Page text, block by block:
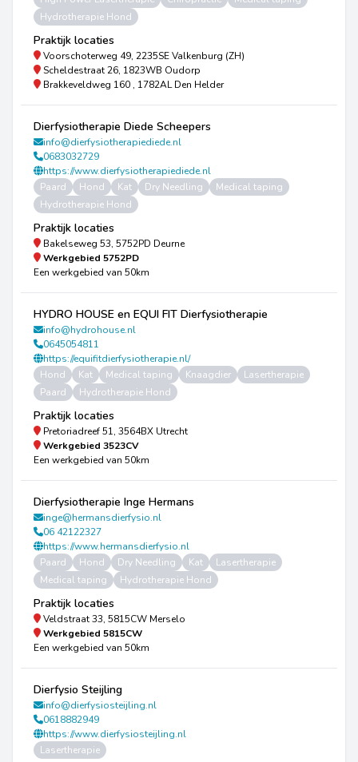
Hydrotherapie Hond
Praktijk locaties
Voorschoterweg 49, 2235SE Valkenburg (ZH)
Scheldestraat 26, 1823WB Oudorp
Brakkeveldweg 160 , 1782AL Den Helder
Dierfysiotherapie Diede Scheepers
info@dierfysiotherapiediede.nl
0683032729
https://www.dierfysiotherapiediede.nl
Paard
Hond Kat Dry Needling
Medical taping
Hydrotherapie Hond
Praktijk locaties
Bakelseweg 53, 5752PD Deurne
Werkgebied 5752PD
Een werkgebied van 50km
HYDRO HOUSE en EQUI FIT Dierfysiotherapie
info@hydrohouse.nl
0645054811
https://equifitdierfysiotherapie.nl/
Hond
Kat Medical taping Knaagdier
Lasertherapie
Paard
Hydrotherapie Hond
Praktijk locaties
Pretoriadreef 51, 3564BX Utrecht
Werkgebied 3523CV
Een werkgebied van 50km
Dierfysiotherapie Inge Hermans
inge@hermansdierfysio.nl
06 42122327
https://www.hermansdierfysio.nl
Paard
Hond Dry Needling Kat
Lasertherapie
Medical taping
Hydrotherapie Hond
Praktijk locaties
Veldstraat 33, 5815CW Merselo
Werkgebied 5815CW
Een werkgebied van 50km
Dierfysio Steijling
info@dierfysiosteijling.nl
0618882949
https://www.dierfysiosteijling.nl
Lasertherapie